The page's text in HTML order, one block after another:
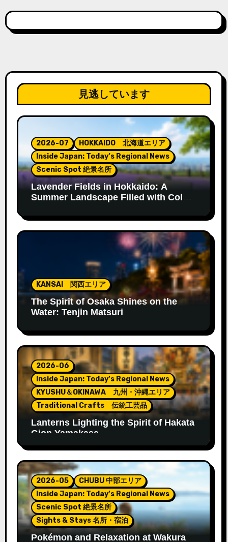
見逃しています
2026-07
HOKKAIDO 北海道エリア
Inside Japan: Today’s Regional News
Scenic Spot 絶景名所
Lavender Fields in Hokkaido: A
Summer Landscape Filled with Color
KANSAI 関西エリア
The Spirit of Osaka Shines on the
Water: Tenjin Matsuri
2026-06
Inside Japan: Today’s Regional News
KYUSHU＆OKINAWA 九州・沖縄エリア
Traditional Crafts 伝統工芸品
Lanterns Lighting the Spirit of Hakata
Gion Yamakasa
2026-05
CHUBU 中部エリア
Inside Japan: Today’s Regional News
Scenic Spot 絶景名所
Sights & Stays 名所・宿泊
Pokémon and Relaxation at Wakura